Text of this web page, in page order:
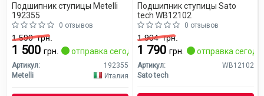
Подшипник ступицы Metelli
192355
0 отзывов
1 590грн.
1 500 грн. отправка сегодня
Артикул:
192355
Metelli
Италия
Подшипник ступицы Sato
tech WB12102
0 отзывов
1 904грн.
1 790 грн. отправка
Артикул:
WB12102
Sato tech